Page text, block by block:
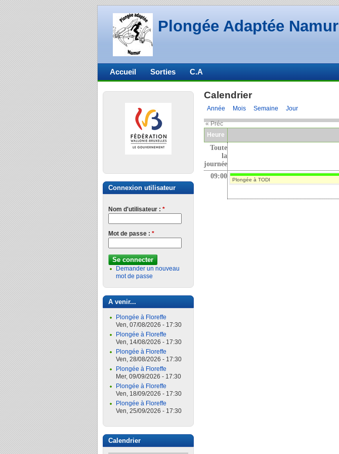
Plongée Adaptée Namur
Calendrier
Année Mois Semaine Jour
« Préc
Heure
Toute
la
journée
09:00
Plongée à TODI
Accueil Sorties C.A
Connexion utilisateur
Nom d'utilisateur : *
Mot de passe : *
Demander un nouveau
mot de passe
A venir...
Plongée à Floreffe
Ven, 07/08/2026 - 17:30
Plongée à Floreffe
Ven, 14/08/2026 - 17:30
Plongée à Floreffe
Ven, 28/08/2026 - 17:30
Plongée à Floreffe
Mer, 09/09/2026 - 17:30
Plongée à Floreffe
Ven, 18/09/2026 - 17:30
Plongée à Floreffe
Ven, 25/09/2026 - 17:30
Calendrier